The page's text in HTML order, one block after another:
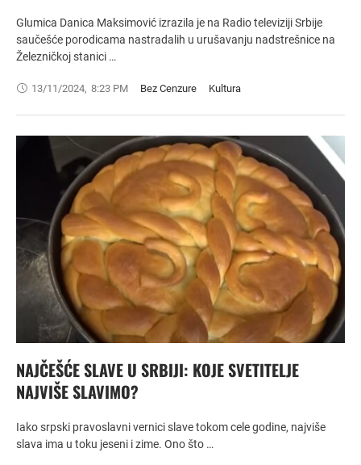
Glumica Danica Maksimović izrazila je na Radio televiziji Srbije
saučešće porodicama nastradalih u urušavanju nadstrešnice na
Železničkoj stanici …
13/11/2024, 8:23 PM Bez Cenzure Kultura
NAJČEŠĆE SLAVE U SRBIJI: KOJE SVETITELJE
NAJVIŠE SLAVIMO?
Iako srpski pravoslavni vernici slave tokom cele godine, najviše
slava ima u toku jeseni i zime. Ono što …